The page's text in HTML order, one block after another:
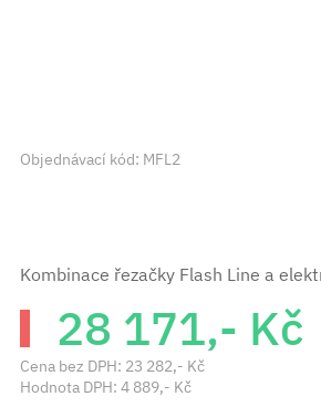
Objednávací kód: MFL2
Kombinace řezačky Flash Line a
28 171,- Kč
Cena bez DPH: 23 282,- Kč
Hodnota DPH: 4 889,- Kč